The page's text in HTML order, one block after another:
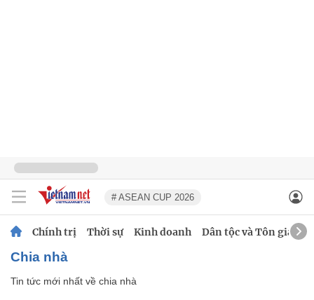
# ASEAN CUP 2026
Chính trị Thời sự Kinh doanh Dân tộc và Tôn giáo
chia nhà
Tin tức mới nhất về chia nhà